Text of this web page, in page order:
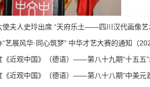
使夫人史玲出席 “天府乐土——四川汉代画像艺
“艺展风华·同心筑梦” 中华才艺大赛的通知（
《近观中国》（德语）——第八十九期“十五五”
《近观中国》（德语）——第八十八期“中美元